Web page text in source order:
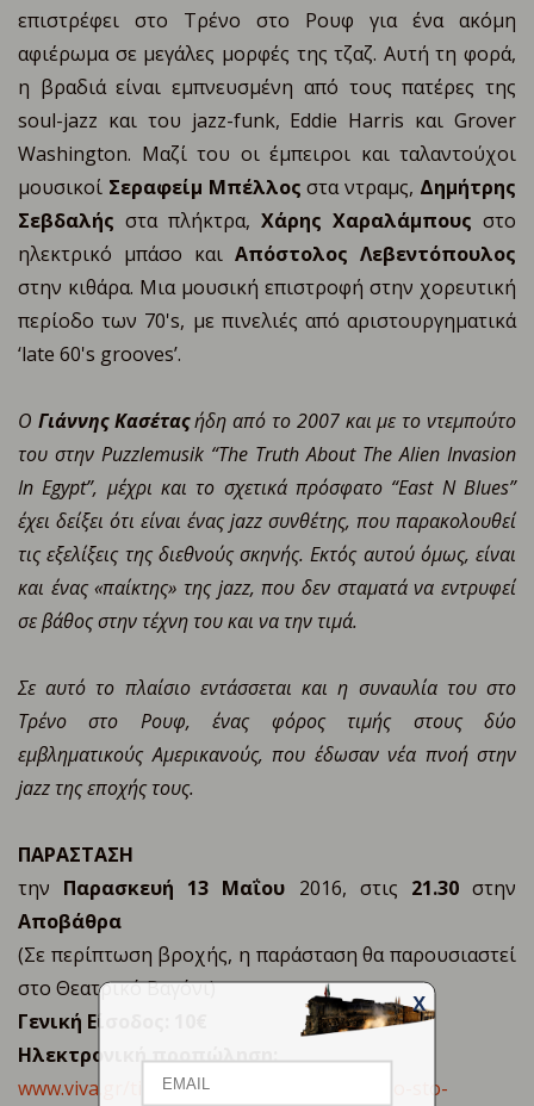
X
επιστρέφει στο Τρένο στο Ρουφ για ένα ακόμη
αφιέρωμα σε μεγάλες μορφές της τζαζ. Αυτή τη φορά,
η βραδιά είναι εμπνευσμένη από τους πατέρες της
soul-jazz και του jazz-funk, Eddie Harris και Grover
Washington. Μαζί του οι έμπειροι και ταλαντούχοι
μουσικοί Σεραφείμ Μπέλλος στα ντραμς, Δημήτρης
Σεβδαλής στα πλήκτρα, Χάρης Χαραλάμπους στο
ηλεκτρικό μπάσο και Απόστολος Λεβεντόπουλος
στην κιθάρα. Μια μουσική επιστροφή στην χορευτική
περίοδο των 70's, με πινελιές από αριστουργηματικά
‘late 60's grooves’.
Ο Γιάννης Κασέταςήδη από το 2007 και με το ντεμπούτο
του στην Puzzlemusik “The Truth About The Alien Invasion
In Egypt”, μέχρι και το σχετικά πρόσφατο “East N Blues”
έχει δείξει ότι είναι ένας jazz συνθέτης, που παρακολουθεί
τις εξελίξεις της διεθνούς σκηνής. Εκτός αυτού όμως, είναι
και ένας «παίκτης» της jazz, που δεν σταματά να εντρυφεί
σε βάθος στην τέχνη του και να την τιμά.
Σε αυτό το πλαίσιο εντάσσεται και η συναυλία του στο
Τρένο στο Ρουφ, ένας φόρος τιμής στους δύο
εμβληματικούς Αμερικανούς, που έδωσαν νέα πνοή στην
jazz της εποχής τους.
ΠΑΡΑΣΤΑΣΗ
την Παρασκευή 13 Μαΐου 2016, στις 21.30στην
Αποβάθρα
(Σε περίπτωση βροχής, η παράσταση θα παρουσιαστεί
στο Θεατρικό Βαγόνι)
Γενική Είσοδος: 10€
Ηλεκτρονική προπώληση:
www.viva.gr/tickets/music/theatro-to-treno-sto-